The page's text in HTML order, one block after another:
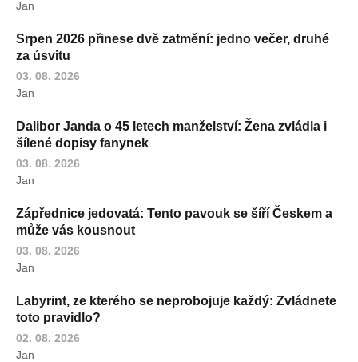
Jan
Srpen 2026 přinese dvě zatmění: jedno večer, druhé
za úsvitu
03. 08. 2026
Jan
Dalibor Janda o 45 letech manželství: Žena zvládla i
šílené dopisy fanynek
03. 08. 2026
Jan
Zápřednice jedovatá: Tento pavouk se šíří Českem a
může vás kousnout
03. 08. 2026
Jan
Labyrint, ze kterého se neprobojuje každý: Zvládnete
toto pravidlo?
02. 08. 2026
Jan